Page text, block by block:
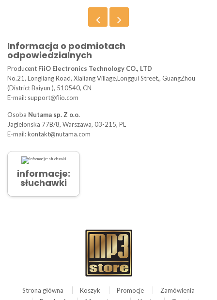
Informacja o podmiotach
odpowiedzialnych
Producent FiiO Electronics Technology CO., LTD
No.21, Longliang Road, Xialiang Village,Longgui Street,, GuangZhou
(District Baiyun ), 510540, CN
E-mail: support@fiio.com
Osoba Nutama sp. Z o.o.
Jagielonska 77B/8, Warszawa, 03-215, PL
E-mail: kontakt@nutama.com
informacje:
słuchawki
Strona główna Koszyk Promocje
Zamówienia